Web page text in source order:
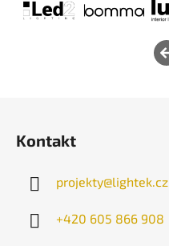
Kontakt
projekty@lightek.cz
+420 605 866 908